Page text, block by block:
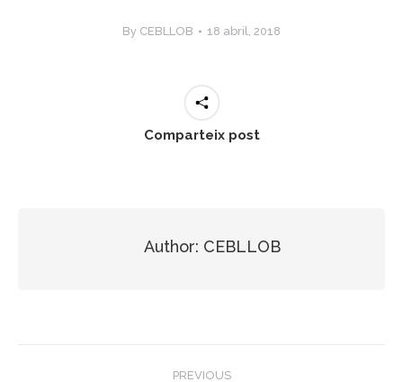
By CEBLLOB 18 abril, 2018
Comparteix post
Author: CEBLLOB
PREVIOUS